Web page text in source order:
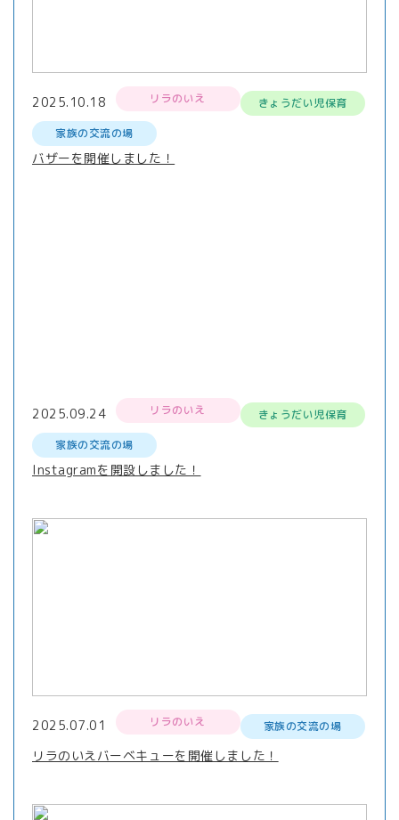
2025.10.18 リラのいえ
きょうだい児保育
家族の交流の場
バザーを開催しました！
2025.09.24 リラのいえ
きょうだい児保育
家族の交流の場
Instagramを開設しました！
2025.07.01 リラのいえ 家族の交流の場
リラのいえバーベキューを開催しました！